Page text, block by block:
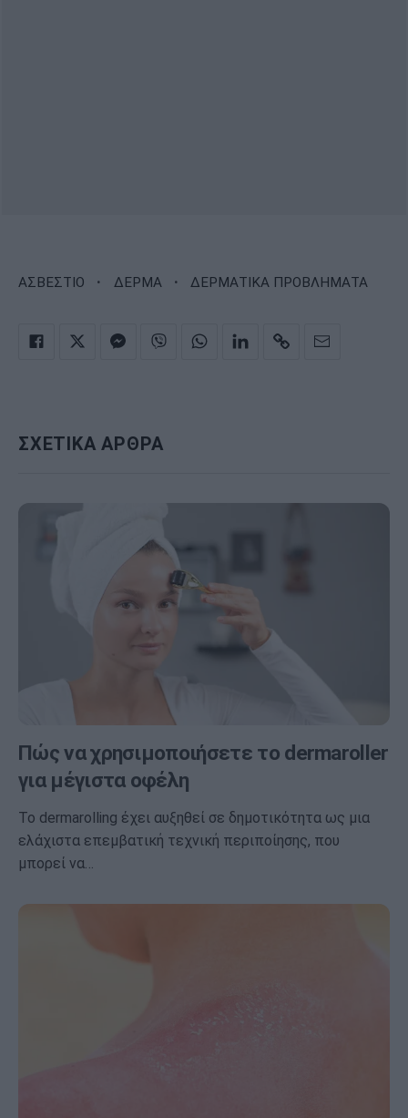
ΑΣΒΕΣΤΙΟ · ΔΕΡΜΑ · ΔΕΡΜΑΤΙΚΑ ΠΡΟΒΛΗΜΑΤΑ
ΣΧΕΤΙΚΑ ΑΡΘΡΑ
Πώς να χρησιμοποιήσετε το dermaroller
για μέγιστα οφέλη
Το dermarolling έχει αυξηθεί σε δημοτικότητα ως μια
ελάχιστα επεμβατική τεχνική περιποίησης, που
μπορεί να…